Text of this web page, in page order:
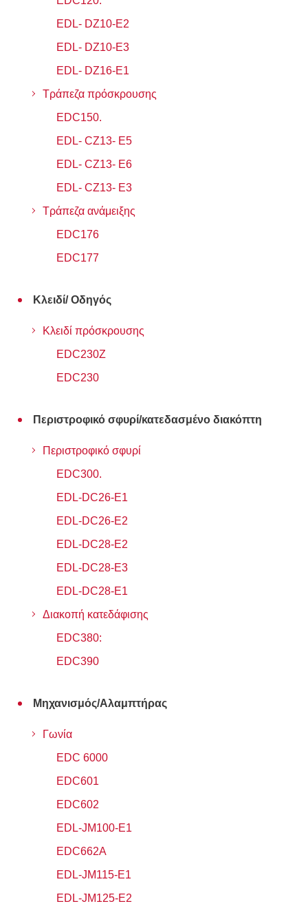
EDL- DZ10-E2
EDL- DZ10-E3
EDL- DZ16-E1
Τράπεζα πρόσκρουσης
EDC150.
EDL- CZ13- E5
EDL- CZ13- E6
EDL- CZ13- E3
Τράπεζα ανάμειξης
EDC176
EDC177
Κλειδί/ Οδηγός
Κλειδί πρόσκρουσης
EDC230Z
EDC230
Περιστροφικό σφυρί/κατεδασμένο διακόπτη
Περιστροφικό σφυρί
EDC300.
EDL-DC26-Ε1
EDL-DC26-E2
EDL-DC28-E2
EDL-DC28-Ε3
EDL-DC28-E1
Διακοπή κατεδάφισης
EDC380:
EDC390
Μηχανισμός/Αλαμπτήρας
Γωνία
EDC 6000
EDC601
EDC602
EDL-JM100-Ε1
EDC662A
EDL-JM115-E1
EDL-JM125-E2